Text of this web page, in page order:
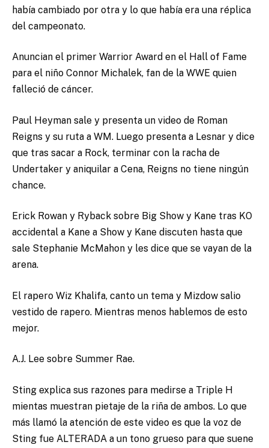
había cambiado por otra y lo que había era una réplica
del campeonato.
Anuncian el primer Warrior Award en el Hall of Fame
para el niño Connor Michalek, fan de la WWE quien
falleció de cáncer.
Paul Heyman sale y presenta un video de Roman
Reigns y su ruta a WM. Luego presenta a Lesnar y dice
que tras sacar a Rock, terminar con la racha de
Undertaker y aniquilar a Cena, Reigns no tiene ningún
chance.
Erick Rowan y Ryback sobre Big Show y Kane tras KO
accidental a Kane a Show y Kane discuten hasta que
sale Stephanie McMahon y les dice que se vayan de la
arena.
El rapero Wiz Khalifa, canto un tema y Mizdow salio
vestido de rapero. Mientras menos hablemos de esto
mejor.
A.J. Lee sobre Summer Rae.
Sting explica sus razones para medirse a Triple H
mientas muestran pietaje de la riña de ambos. Lo que
más llamó la atención de este video es que la voz de
Sting fue ALTERADA a un tono grueso para que suene